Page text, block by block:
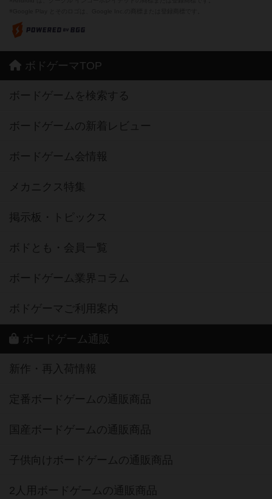
ボドゲーマTOP
ボードゲームを検索する
ボードゲームの新着レビュー
ボードゲーム会情報
メカニクス特集
掲示板・トピックス
ボドとも・会員一覧
ボードゲーム業界コラム
ボドゲーマご利用案内
ボードゲーム通販
新作・再入荷情報
定番ボードゲームの通販商品
国産ボードゲームの通販商品
子供向けボードゲームの通販商品
2人用ボードゲームの通販商品